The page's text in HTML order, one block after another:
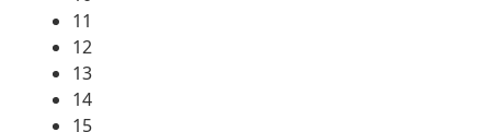
11
12
13
14
15